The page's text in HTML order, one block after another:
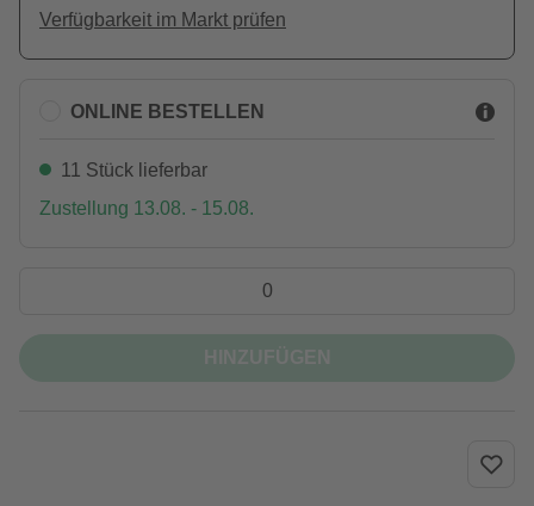
Verfügbarkeit im Markt prüfen
ONLINE BESTELLEN
11 Stück lieferbar
Zustellung 13.08. - 15.08.